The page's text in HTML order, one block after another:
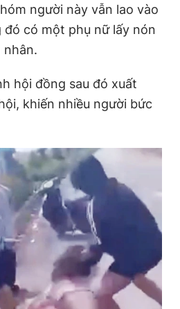
người này vẫn lao vào
có một phụ nữ lấy nón
nhân.
hội đồng sau đó xuất
khiến nhiều người bức